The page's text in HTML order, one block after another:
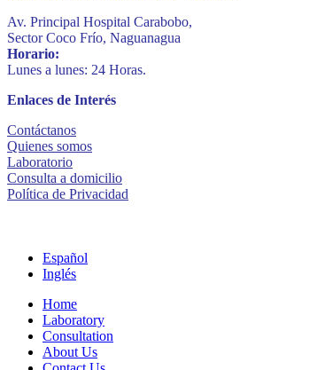
Av. Principal Hospital Carabobo,
Sector Coco Frío, Naguanagua
Horario:
Lunes a lunes: 24 Horas.
Enlaces de Interés
Contáctanos
Quienes somos
Laboratorio
Consulta a domicilio
Política de Privacidad
Español
Inglés
Home
Laboratory
Consultation
About Us